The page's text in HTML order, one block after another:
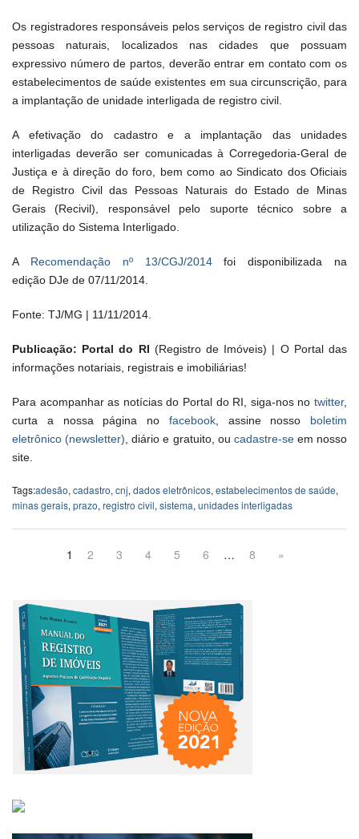
Os registradores responsáveis pelos serviços de registro civil das
pessoas naturais, localizados nas cidades que possuam
expressivo número de partos, deverão entrar em contato com os
estabelecimentos de saúde existentes em sua circunscrição, para
a implantação de unidade interligada de registro civil.
A efetivação do cadastro e a implantação das unidades
interligadas deverão ser comunicadas à Corregedoria-Geral de
Justiça e à direção do foro, bem como ao Sindicato dos Oficiais
de Registro Civil das Pessoas Naturais do Estado de Minas
Gerais (Recivil), responsável pelo suporte técnico sobre a
utilização do Sistema Interligado.
A Recomendação nº 13/CGJ/2014foi disponibilizada na
edição DJe de 07/11/2014.
Fonte: TJ/MG | 11/11/2014.
Publicação: Portal do RI (Registro de Imóveis) | O Portal das
informações notariais, registrais e imobiliárias!
Para acompanhar as notícias do Portal do RI, siga-nos no twitter,
curta a nossa página no facebook, assine nosso boletim
eletrônico (newsletter) , diário e gratuito, ou cadastre-seem nosso
site.
Tags:adesão, cadastro, cnj, dados eletrônicos, estabelecimentos de saúde,
minas gerais, prazo, registro civil, sistema, unidades interligadas
1 2 3 4 5 6 … 8 »